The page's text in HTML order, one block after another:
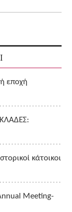
εποχή
κάτοικοι
Meeting-